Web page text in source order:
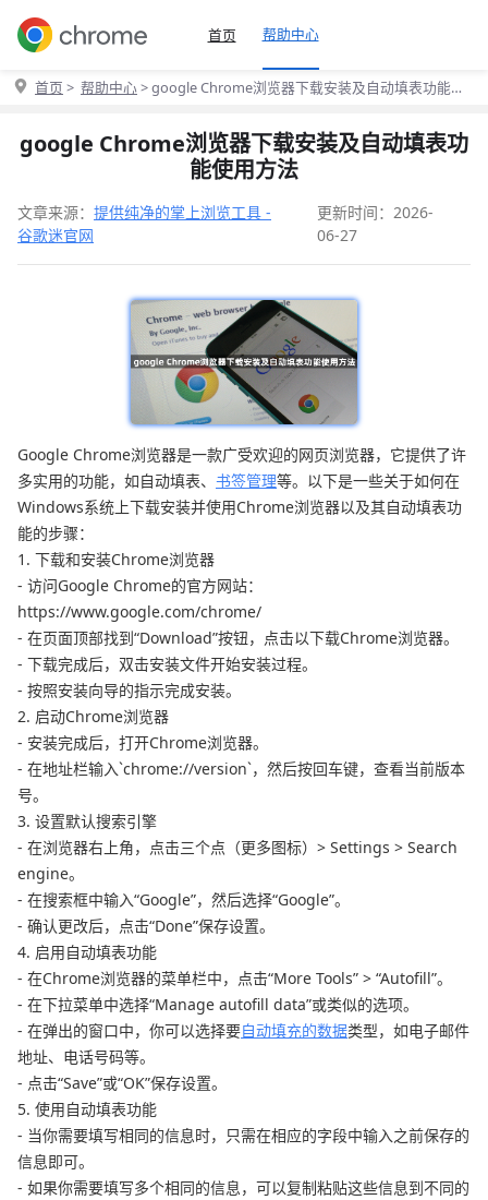
首页 帮助中心
首页 > 帮助中心> google Chrome浏览器下载安装及自动填表功能使
google Chrome浏览器下载安装及自动填表功
能使用方法
文章来源： 提供纯净的掌上浏览工具 -
谷歌迷官网
更新时间：2026-
06-27
Google Chrome浏览器是一款广受欢迎的网页浏览器，它提供了许
多实用的功能，如自动填表、 书签管理等。以下是一些关于如何在
Windows系统上下载安装并使用Chrome浏览器以及其自动填表功
能的步骤：
1. 下载和安装Chrome浏览器
- 访问Google Chrome的官方网站：
https://www.google.com/chrome/
- 在页面顶部找到“Download”按钮，点击以下载Chrome浏览器。
- 下载完成后，双击安装文件开始安装过程。
- 按照安装向导的指示完成安装。
2. 启动Chrome浏览器
- 安装完成后，打开Chrome浏览器。
- 在地址栏输入`chrome://version`，然后按回车键，查看当前版本
号。
3. 设置默认搜索引擎
- 在浏览器右上角，点击三个点（更多图标）> Settings > Search
engine。
- 在搜索框中输入“Google”，然后选择“Google”。
- 确认更改后，点击“Done”保存设置。
4. 启用自动填表功能
- 在Chrome浏览器的菜单栏中，点击“More Tools” > “Autofill”。
- 在下拉菜单中选择“Manage autofill data”或类似的选项。
- 在弹出的窗口中，你可以选择要自动填充的数据类型，如电子邮件
地址、电话号码等。
- 点击“Save”或“OK”保存设置。
5. 使用自动填表功能
- 当你需要填写相同的信息时，只需在相应的字段中输入之前保存的
信息即可。
- 如果你需要填写多个相同的信息，可以复制粘贴这些信息到不同的